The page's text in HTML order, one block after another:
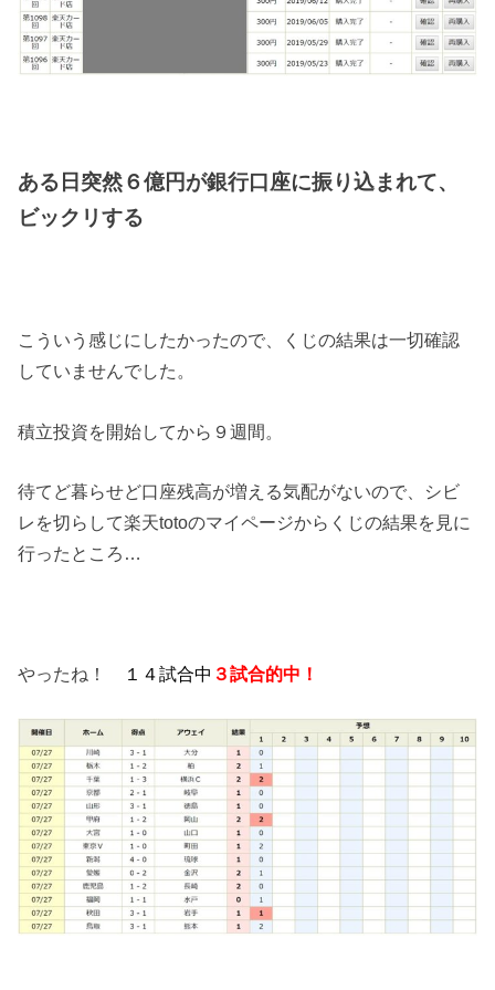
ある日突然６億円が銀行口座に振り込まれて、
ビックリする
こういう感じにしたかったので、くじの結果は一切確認
していませんでした。
積立投資を開始してから９週間。
待てど暮らせど口座残高が増える気配がないので、シビ
レを切らして楽天totoのマイページからくじの結果を見に
行ったところ…
やったね！ １４試合中 ３試合的中！